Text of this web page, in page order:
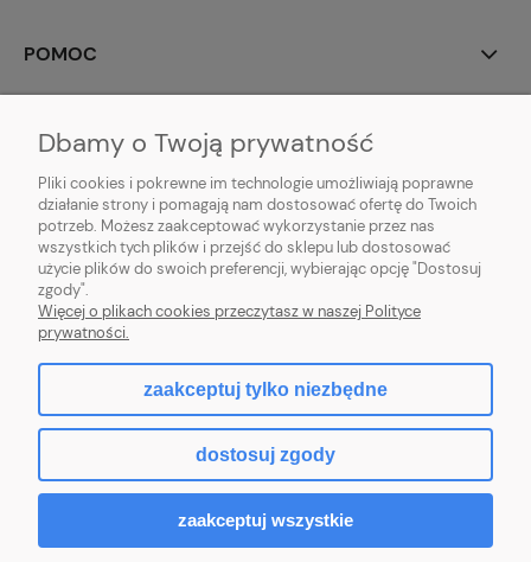
POMOC
PŁATNOŚCI I DOSTAWA
INFORMACJE
O NAS
Sklep internetowy Shoper.pl
Dbamy o Twoją prywatność
Pliki cookies i pokrewne im technologie umożliwiają poprawne
działanie strony i pomagają nam dostosować ofertę do Twoich
potrzeb. Możesz zaakceptować wykorzystanie przez nas
wszystkich tych plików i przejść do sklepu lub dostosować
użycie plików do swoich preferencji, wybierając opcję "Dostosuj
zgody".
Więcej o plikach cookies przeczytasz w naszej Polityce
prywatności.
zaakceptuj tylko niezbędne
dostosuj zgody
zaakceptuj wszystkie